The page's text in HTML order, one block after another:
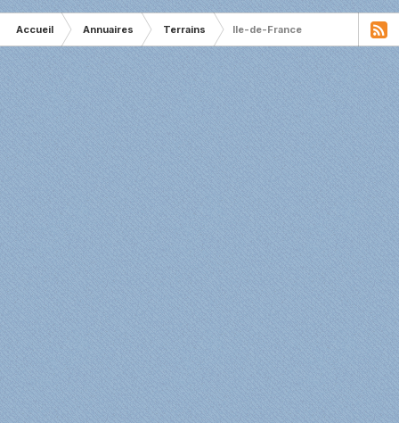
Accueil Annuaires Terrains Ile-de-France